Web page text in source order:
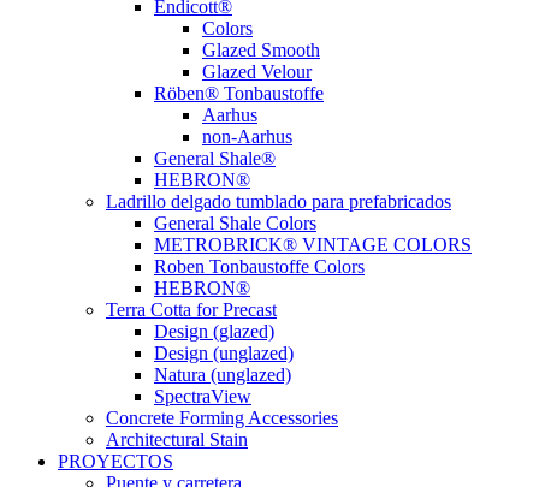
Endicott®
Colors
Glazed Smooth
Glazed Velour
Röben® Tonbaustoffe
Aarhus
non-Aarhus
General Shale®
HEBRON®
Ladrillo delgado tumblado para prefabricados
General Shale Colors
METROBRICK® VINTAGE COLORS
Roben Tonbaustoffe Colors
HEBRON®
Terra Cotta for Precast
Design (glazed)
Design (unglazed)
Natura (unglazed)
SpectraView
Concrete Forming Accessories
Architectural Stain
PROYECTOS
Puente y carretera